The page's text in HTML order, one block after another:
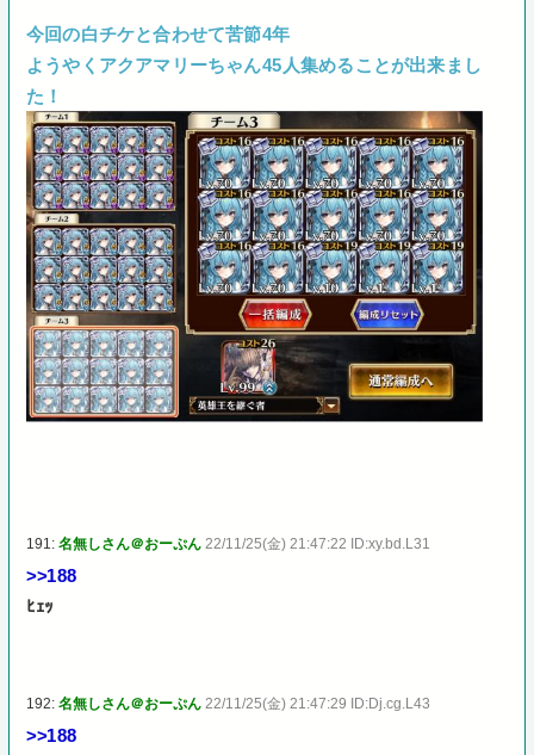
今回の白チケと合わせて苦節4年
ようやくアクアマリーちゃん45人集めることが出来まし
た！
191:名無しさん＠おーぷん 22/11/25(金) 21:47:22 ID:xy.bd.L31
>>188
ﾋｪｯ
192:名無しさん＠おーぷん 22/11/25(金) 21:47:29 ID:Dj.cg.L43
>>188